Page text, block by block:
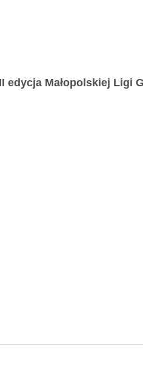
II edycja Małopolskiej Ligi